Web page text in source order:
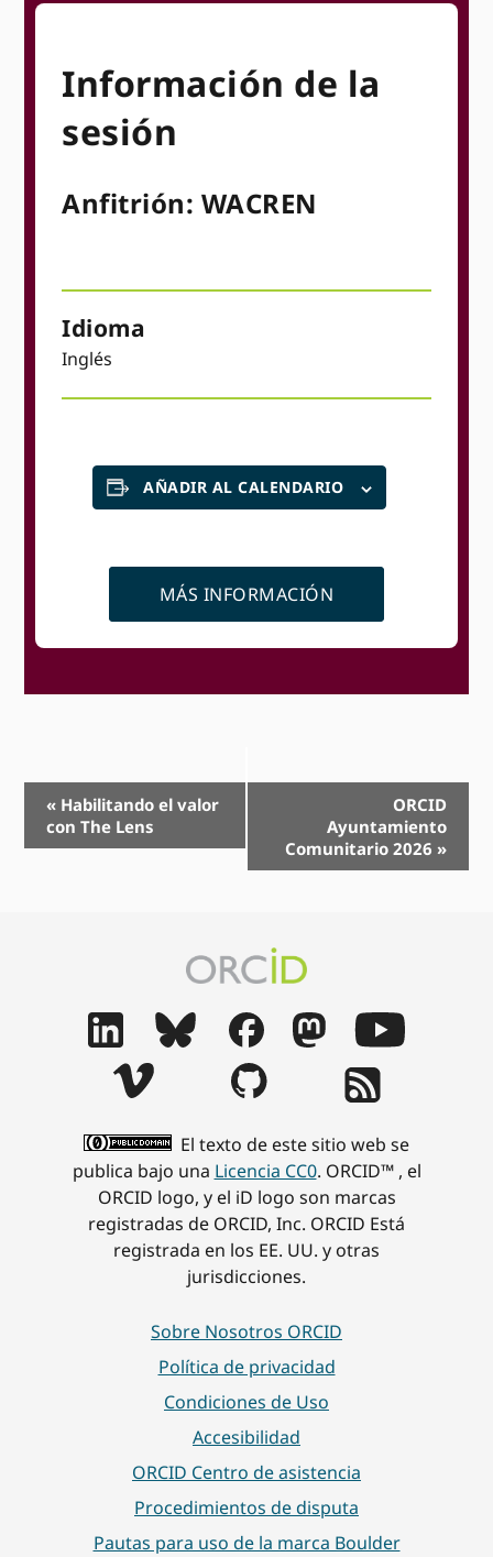
Información de la
sesión
Anfitrión: WACREN
Idioma
Inglés
AÑADIR AL CALENDARIO
MÁS INFORMACIÓN
Navegación
Evento
« Habilitando el valor
con The Lens
ORCID
Ayuntamiento
Comunitario 2026 »
El texto de este sitio web se
publica bajo una Licencia CC0. ORCID™ , el
ORCID logo, y el iD logo son marcas
registradas de ORCID, Inc. ORCID Está
registrada en los EE. UU. y otras
jurisdicciones.
Sobre Nosotros ORCID
Política de privacidad
Condiciones de Uso
Accesibilidad
ORCID Centro de asistencia
Procedimientos de disputa
Pautas para uso de la marca Boulder